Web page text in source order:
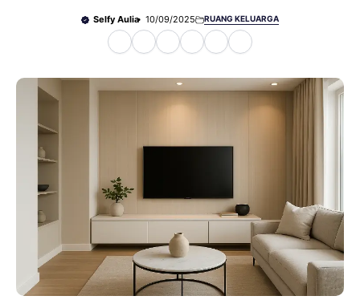
Selfy Aulia 10/09/2025 RUANG KELUARGA
F
a
c
o
o
k
X W
h
a
s
p
p
T
e
l
g
a
m
T
h
r
e
a
s
P
i
n
t
e
e
s
t